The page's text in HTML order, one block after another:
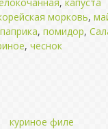
морковь,
паприка, помидор,
, чеснок
куриное филе